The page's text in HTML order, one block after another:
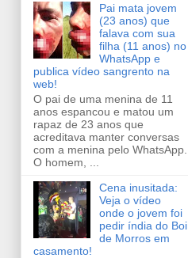
Pai mata jovem
(23 anos) que
falava com sua
filha (11 anos) no
WhatsApp e
publica vídeo sangrento na
web!
O pai de uma menina de 11
anos espancou e matou um
rapaz de 23 anos que
acreditava manter conversas
com a menina pelo WhatsApp.
O homem, ...
Cena inusitada:
Veja o vídeo
onde o jovem foi
pedir índia do Boi
de Morros em
casamento!